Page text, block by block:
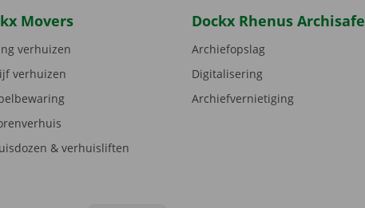
Movers
verhuizen
verhuizen
& verhuisliften
Dockx Rhenus Archisafe
Archiefopslag
Digitalisering
Archiefvernietiging